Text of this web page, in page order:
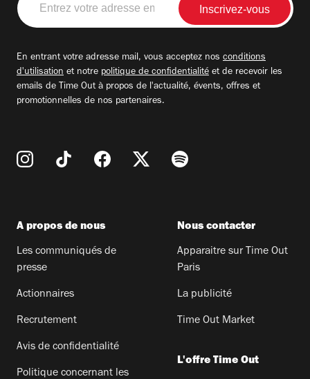
votre
adresse
En entrant votre adresse mail, vous acceptez nos conditions
d'utilisation et notre politique de confidentialité et de recevoir les
emails de Time Out à propos de l'actualité, évents, offres et
promotionnelles de nos partenaires.
A propos de nous
Les communiqués de
presse
Actionnaires
Recrutement
Avis de confidentialité
Politique concernant les
Nous contacter
Apparaitre sur Time Out
Paris
La publicité
Time Out Market
L'offre Time Out